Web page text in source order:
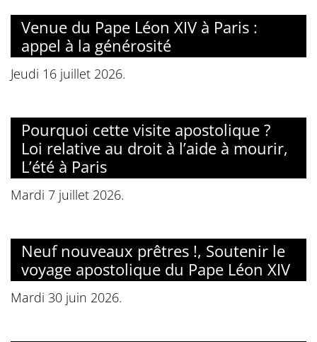
Venue du Pape Léon XIV à Paris :
appel à la générosité
Jeudi 16 juillet 2026.
Pourquoi cette visite apostolique ?
Loi relative au droit à l’aide à mourir,
L’été à Paris
Mardi 7 juillet 2026.
Neuf nouveaux prêtres !, Soutenir le
voyage apostolique du Pape Léon XIV
Mardi 30 juin 2026.